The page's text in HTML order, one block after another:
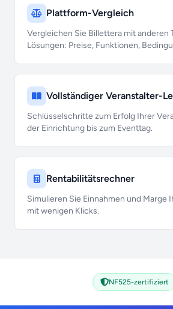
Plattform-Vergleich
Vergleichen Sie Billettera mit anderen
Lösungen: Preise, Funktionen,
Vollständiger Veranstalter-
Schlüsselschritte zum Erfolg Ihrer
der Einrichtung bis zum Eventtag.
Rentabilitätsrechner
Simulieren Sie Einnahmen und Marge
mit wenigen Klicks.
NF525-zertifiziert